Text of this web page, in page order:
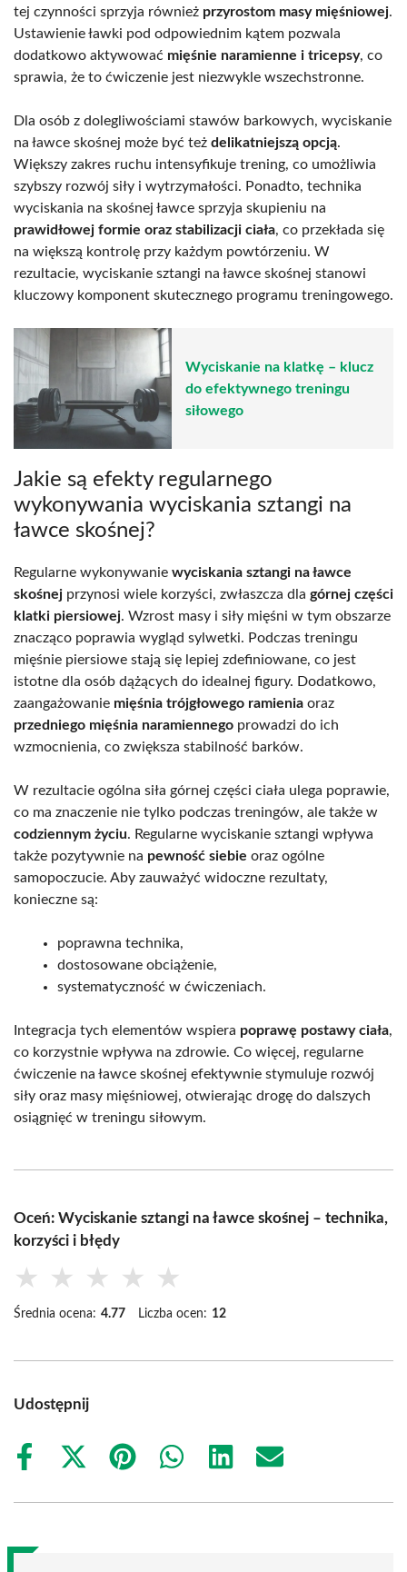
tej czynności sprzyja również przyrostom masy mięśniowej.
Ustawienie ławki pod odpowiednim kątem pozwala
dodatkowo aktywować mięśnie naramienne i tricepsy, co
sprawia, że to ćwiczenie jest niezwykle wszechstronne.
Dla osób z dolegliwościami stawów barkowych, wyciskanie
na ławce skośnej może być też delikatniejszą opcją.
Większy zakres ruchu intensyfikuje trening, co umożliwia
szybszy rozwój siły i wytrzymałości. Ponadto, technika
wyciskania na skośnej ławce sprzyja skupieniu na
prawidłowej formie oraz stabilizacji ciała, co przekłada się
na większą kontrolę przy każdym powtórzeniu. W
rezultacie, wyciskanie sztangi na ławce skośnej stanowi
kluczowy komponent skutecznego programu treningowego.
Wyciskanie na klatkę – klucz
do efektywnego treningu
siłowego
Jakie są efekty regularnego
wykonywania wyciskania sztangi na
ławce skośnej?
Regularne wykonywanie wyciskania sztangi na ławce
skośnej przynosi wiele korzyści, zwłaszcza dla górnej części
klatki piersiowej. Wzrost masy i siły mięśni w tym obszarze
znacząco poprawia wygląd sylwetki. Podczas treningu
mięśnie piersiowe stają się lepiej zdefiniowane, co jest
istotne dla osób dążących do idealnej figury. Dodatkowo,
zaangażowanie mięśnia trójgłowego ramienia oraz
przedniego mięśnia naramiennego prowadzi do ich
wzmocnienia, co zwiększa stabilność barków.
W rezultacie ogólna siła górnej części ciała ulega poprawie,
co ma znaczenie nie tylko podczas treningów, ale także w
codziennym życiu. Regularne wyciskanie sztangi wpływa
także pozytywnie na pewność siebie oraz ogólne
samopoczucie. Aby zauważyć widoczne rezultaty,
konieczne są:
poprawna technika,
dostosowane obciążenie,
systematyczność w ćwiczeniach.
Integracja tych elementów wspiera poprawę postawy ciała,
co korzystnie wpływa na zdrowie. Co więcej, regularne
ćwiczenie na ławce skośnej efektywnie stymuluje rozwój
siły oraz masy mięśniowej, otwierając drogę do dalszych
osiągnięć w treningu siłowym.
Oceń: Wyciskanie sztangi na ławce skośnej – technika,
korzyści i błędy
★ ★ ★ ★ ★
Średnia ocena: 4.77 Liczba ocen: 12
Udostępnij
Share
Share
(Twitter)
Share
Share
Share
Share